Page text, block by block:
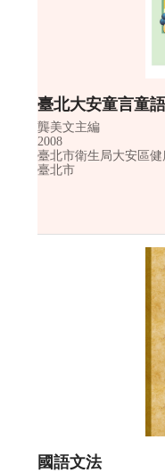
臺北大安童言童
龔美文主編
2008
臺北市衛生局大安區
臺北市
國語文法